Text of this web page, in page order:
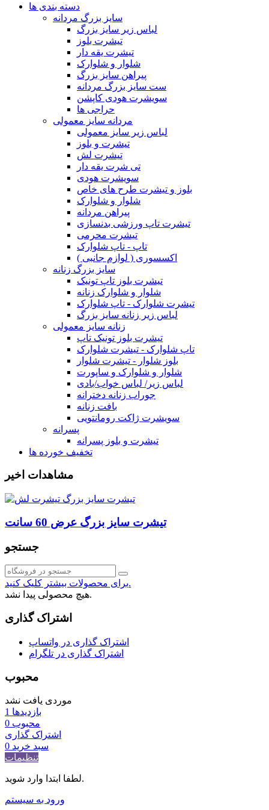
دسته بندی ها
سایز بزرگ مردانه
لباس زیر سایز بزرگ
تیشرت بلوز
تیشرت یقه دار
شلوار و شلوارک
پیراهن سایز بزرگ
ست سایز بزرگ مردانه
سویشرت هودی کاپشن
حراجی ها
مردانه سایز معمولی
لباس زیر سایز معمولی
تیشرت و بلوز
تیشرت لش
تی شرت یقه دار
سویشرت هودی
بلوز و تیشرت طرح های خاص
شلوار و شلوارک
پیراهن مردانه
تیشرت تاپ ورزشی بدنسازی
تیشرت محرمی
تاپ - تاپ شلوارک
اکسسوری ( لوازم جانبی )
سایز بزرگ زنانه
تیشرت بلوز تاپ تونیک
شلوار و شلوارک زنانه
تیشرت شلوارک - تاپ شلوارک
لباس زیر زنانه سایز بزرگ
زنانه سایز معمولی
تیشرت بلوز تونیک تاپ
تاپ شلوارک - تیشرت شلوارک
بلوز شلوار - تیشرت شلوار
شلوار و شلوارک و ساپورت
لباس زیر/ لباس خواب/بادی
جوراب زنانه دخترانه
بافت زنانه
سویشرت ژاکت رومانتویی
پسرانه
تیشرت و بلوز پسرانه
تخفیف خورده ها
مشاهدات اخیر
تیشرت سایز بزرگ عرض 60 سانت
جستجو
برای محصولات بیشتر کلیک کنید.
هیچ محصولی پیدا نشد.
اشتراک گذاری
اشتراک گذاری در واتساپ
اشتراک گذاری در تلگرام
محبوب
موردی یافت نشد
بازدیدها 1
محبوب 0
اشتراک گذاری
سبد خرید 0
تنظیمات
لطفا ابتدا وارد شوید.
ورود به سیستم